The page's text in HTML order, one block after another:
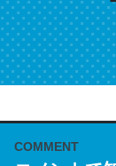
COMMENT
これは名文